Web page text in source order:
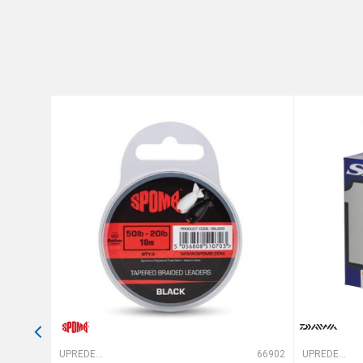
Anti-spam zaštita -
UPREDENE STRUNE 66902 UPREDENE STRUNE